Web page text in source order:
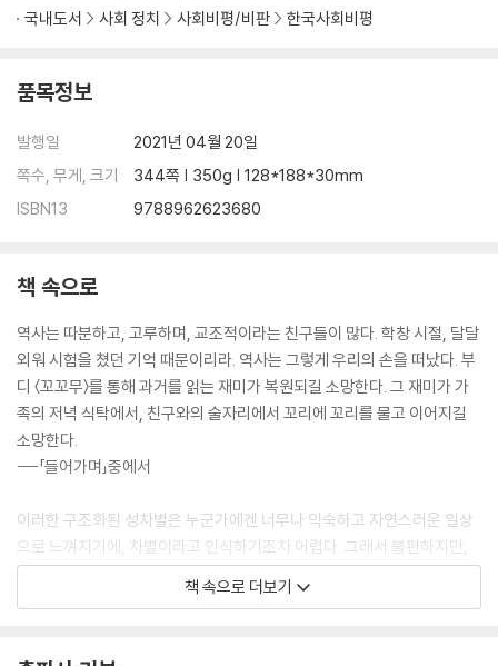
국내도서 사회 정치 사회비평/비판 한국사회비평
품목정보
발행일
2021년 04월 20일
쪽수, 무게, 크기
344쪽 | 350g | 128*188*30mm
ISBN13
9788962623680
책 속으로
역사는 따분하고, 고루하며, 교조적이라는 친구들이 많다. 학창 시절, 달달
외워 시험을 쳤던 기억 때문이리라. 역사는 그렇게 우리의 손을 떠났다. 부
디 〈꼬꼬무〉를 통해 과거를 읽는 재미가 복원되길 소망한다. 그 재미가 가
족의 저녁 식탁에서, 친구와의 술자리에서 꼬리에 꼬리를 물고 이어지길
소망한다.
---「들어가며」중에서
이러한 구조화된 성차별은 누군가에겐 너무나 익숙하고 자연스러운 일상
으로 느껴지기에, 차별이라고 인식하기조차 어렵다. 그래서 불편하지만,
의심하고 경계하려는 노력이 필요하다. 내가 하는 말과 행동이 성차별적
의미를 담고 있진 않은가? 일상의 차별을 어떻게 인식하고 받아들일 것인
책 속으로 더보기